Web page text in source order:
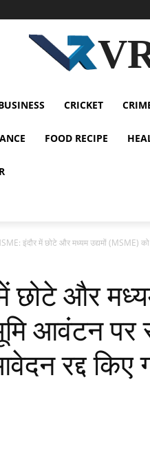
CRICKET
FOOD RECIPE
इंदौर में छोटे और मध्यम उद्यमों (MSME)
छोटे और
आवंटन पर
रद्द किए